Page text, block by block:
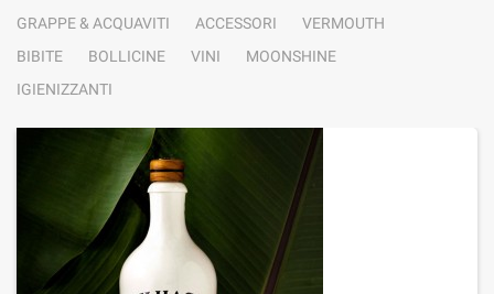
GRAPPE & ACQUAVITI
ACCESSORI
VERMOUTH
BIBITE
BOLLICINE VINI
MOONSHINE
IGIENIZZANTI